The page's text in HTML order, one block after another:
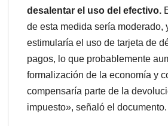
desalentar el uso del efectivo.
de esta medida sería moderado,
estimularía el uso de tarjeta de
pagos, lo que probablemente
formalización de la economía y
compensaría parte de la
impuesto», señaló el documento.